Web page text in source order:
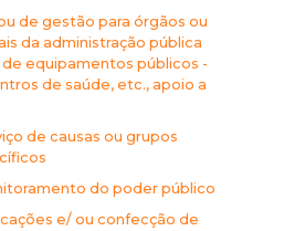
de gestão para órgãos ou
da administração pública
equipamentos públicos -
de saúde, etc., apoio a
de causas ou grupos
do poder público
e/ ou confecção de